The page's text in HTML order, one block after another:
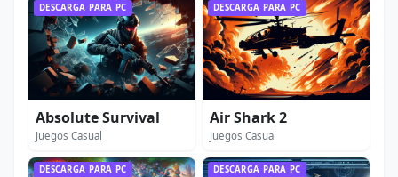
DESCARGA PARA PC
Absolute Survival
Juegos Casual
DESCARGA PARA PC
Air Shark 2
Juegos Casual
DESCARGA PARA PC DESCARGA PARA PC